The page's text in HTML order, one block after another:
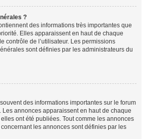
?
des informations très importantes que
Elles apparaissent en haut de chaque
contrôle de l’utilisateur. Les permissions
sont définies par les administrateurs du
des informations importantes sur le forum
annonces apparaissent en haut de chaque
ont été publiées. Tout comme les annonces
les annonces sont définies par les